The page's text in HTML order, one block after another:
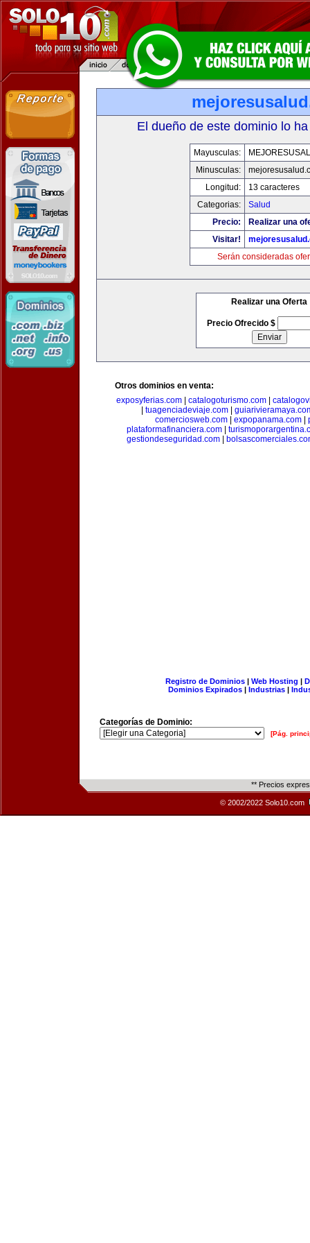
El dueño de este dominio lo
Mayusculas:
Minusculas:
Longitud:
13 caracteres
Categorias:
Salud
Precio:
Realizar una
Visitar!
Serán consideradas
Realizar una Oferta
Precio Ofrecido $
Otros dominios en venta:
exposyferias.com
catalogoturismo.com
tuagenciadeviaje.com|
comerciosweb.com
expopanama.com
plataformafinanciera.com
gestiondeseguridad.com
Registro de Dominios| Web Hosting |
Dominios Expirados | Industrias |
Categorías de Dominio:
[Pág.
** Precios
© 2002/2022 Solo10.com